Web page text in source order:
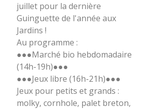
juillet pour la dernière
Guinguette de l'année aux
Jardins !
Au programme :
●●●Marché bio hebdomadaire
(14h-19h)●●●
●●●Jeux libre (16h-21h)●●●
Jeux pour petits et grands :
molky, cornhole, palet breton,